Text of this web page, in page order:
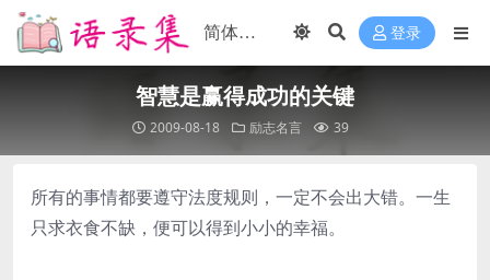
登录
智慧是赢得成功的关键
2009-08-18 励志名言 39
所有的事情都要遵守法度规则，一定不会出大错。一生
只求衣食不缺，便可以得到小小的幸福。